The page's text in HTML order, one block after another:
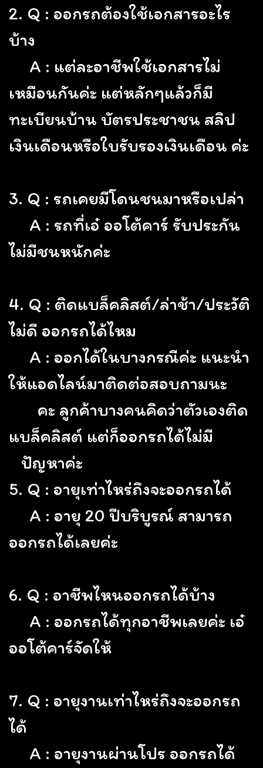
2. Q : ออกรถต้องใช้เอกสารอะไร
บ้าง
A : แต่ละอาชีพใช้เอกสารไม่
เหมือนกันค่ะ แต่หลักๆแล้วก็มี
ทะเบียนบ้าน บัตรประชาชน สลิป
เงินเดือนหรือใบรับรองเงินเดือน ค่ะ
3. Q : รถเคยมีโดนชนมาหรือเปล่า
A : รถที่เอ๋ ออโต้คาร์ รับประกัน
ไม่มีชนหนักค่ะ
4. Q : ติดแบล็คลิสต์/ล่าช้า/ประวัติ
ไม่ดี ออกรถได้ไหม
A : ออกได้ในบางกรณีค่ะ แนะนำ
ให้แอดไลน์มาติดต่อสอบถามนะ
คะ ลูกค้าบางคนคิดว่าตัวเองติด
แบล็คลิสต์ แต่ก็ออกรถได้ไม่มี
ปัญหาค่ะ
5. Q : อายุเท่าไหร่ถึงจะออกรถได้
A : อายุ 20 ปีบริบูรณ์ สามารถ
ออกรถได้เลยค่ะ
6. Q : อาชีพไหนออกรถได้บ้าง
A : ออกรถได้ทุกอาชีพเลยค่ะ เอ๋
ออโต้คาร์จัดให้
7. Q : อายุงานเท่าไหร่ถึงจะออกรถ
ได้
A : อายุงานผ่านโปร ออกรถได้